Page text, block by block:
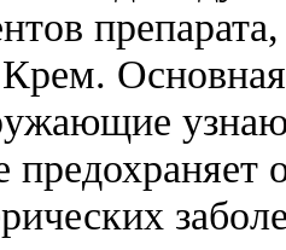
предохраняет